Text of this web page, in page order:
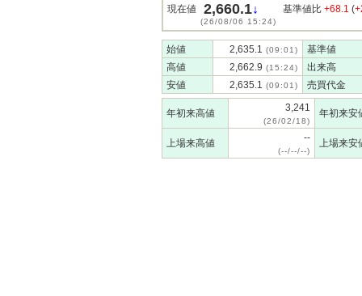
現在値 2,660.1↓
(26/08/06 15:24)
基準値比 +68.1 (
始値 2,635.1 (09:01)
基準値
高値
2,662.9 (15:24)
出来高
安値
2,635.1 (09:01) 売買代金
年初来高値 3,241
(26/02/18)
年初来安
上場来高値 --
(--/--/--)
上場来安